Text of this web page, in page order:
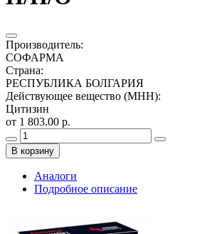
Производитель:
СОФАРМА
Страна:
РЕСПУБЛИКА БОЛГАРИЯ
Действующее вещество (МНН):
Цитизин
от 1 803.00 р.
В корзину
Аналоги
Подробное описание